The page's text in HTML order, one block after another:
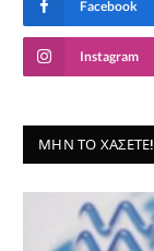
Facebook
Instagram
ΜΗΝ ΤΟ ΧΆΣΕΤΕ!